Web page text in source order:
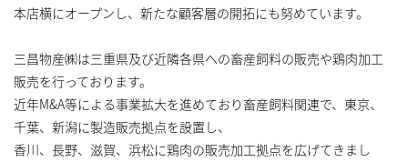
本店横にオープンし、新たな顧客層の開拓にも努めています。
三昌物産㈱は三重県及び近隣各県への畜産飼料の販売や鶏肉加工
販売を行っております。
近年M&A等による事業拡大を進めており畜産飼料関連で、東京、
千葉、新潟に製造販売拠点を設置し、
香川、長野、滋賀、浜松に鶏肉の販売加工拠点を広げてきまし